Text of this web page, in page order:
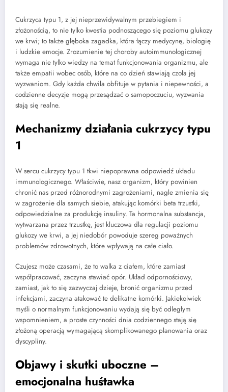
Cukrzyca typu 1, z jej nieprzewidywalnym przebiegiem i
złożonością, to nie tylko kwestia podnoszącego się poziomu glukozy
we krwi; to także głęboka zagadka, która łączy medycynę, biologię
i ludzkie emocje. Zrozumienie tej choroby autoimmunologicznej
wymaga nie tylko wiedzy na temat funkcjonowania organizmu, ale
także empatii wobec osób, które na co dzień stawiają czoła jej
wyzwaniom. Gdy każda chwila obfituje w pytania i niepewności, a
codzienne decyzje mogą przesądzać o samopoczuciu, wyzwania
stają się realne.
Mechanizmy działania cukrzycy typu
1
W sercu cukrzycy typu 1 tkwi niepoprawna odpowiedź układu
immunologicznego. Właściwie, nasz organizm, który powinien
chronić nas przed różnorodnymi zagrożeniami, nagle zmienia się
w zagrożenie dla samych siebie, atakując komórki beta trzustki,
odpowiedzialne za produkcję insuliny. Ta hormonalna substancja,
wytwarzana przez trzustkę, jest kluczowa dla regulacji poziomu
glukozy we krwi, a jej niedobór powoduje szereg poważnych
problemów zdrowotnych, które wpływają na całe ciało.
Czujesz może czasami, że to walka z ciałem, które zamiast
współpracować, zaczyna stawiać opór. Układ odpornościowy,
zamiast, jak to się zazwyczaj dzieje, bronić organizmu przed
infekcjami, zaczyna atakować te delikatne komórki. Jakiekolwiek
myśli o normalnym funkcjonowaniu wydają się być odległym
wspomnieniem, a proste czynności dnia codziennego stają się
złożoną operacją wymagającą skomplikowanego planowania oraz
dyscypliny.
Objawy i skutki uboczne –
emocjonalna huśtawka